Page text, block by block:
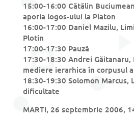
15:00-16:00 Cătălin
aporia logos-ului la Platon
16:00-17:00 Daniel Mazilu,
Plotin
17:00-17:30 Pauză
17:30-18:30 Andrei Găitanaru,
mediere ierarhica în corpusul
18:30-19:30 Solomon Marcus,
dificultate
MARTI, 26 septembrie 2006,